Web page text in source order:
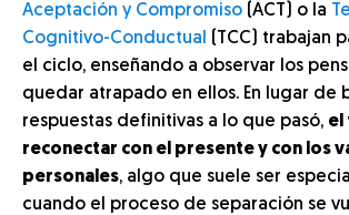
Aceptación y Compromiso (ACT) o la
Cognitivo-Conductual
(TCC) trabajan
el ciclo, enseñando a observar los
quedar atrapado en ellos. En lugar de
respuestas definitivas a lo que pasó, el
reconectar con el presente y con los
personales, algo que suele ser
cuando el proceso de separación se